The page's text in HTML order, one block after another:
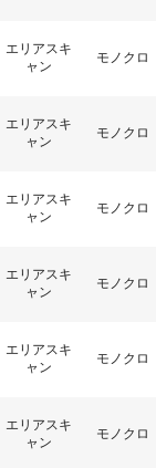
エリアスキ
ャン
モノクロ
エリアスキ
ャン
モノクロ
エリアスキ
ャン
モノクロ
エリアスキ
ャン
モノクロ
エリアスキ
ャン
モノクロ
エリアスキ
ャン
モノクロ